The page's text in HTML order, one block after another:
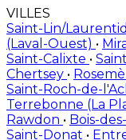
VILLES
Saint-Lin/
(Laval-Ouest) •
Saint-Calixte •
Chertsey •
Saint-Roch-de-
Terrebonne (La
Rawdon • Bois-
Saint-Donat •